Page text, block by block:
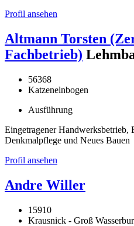
Profil ansehen
Altmann Torsten
Fachbetrieb)
56368
Katzenelnbogen
Ausführung
Eingetragener Handwerksbetrieb,
Denkmalpflege und Neues Bauen
Profil ansehen
Andre Willer
15910
Krausnick - Groß